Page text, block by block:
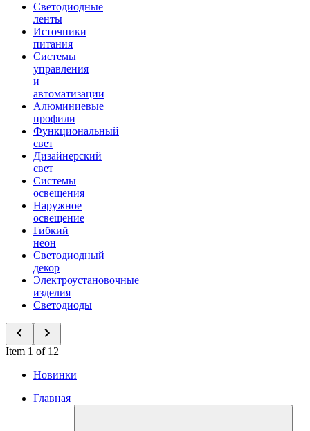
Светодиодные
ленты
Источники
питания
Системы
управления
и
автоматизации
Алюминиевые
профили
Функциональный
свет
Дизайнерский
свет
Системы
освещения
Наружное
освещение
Гибкий
неон
Светодиодный
декор
Электроустановочные
изделия
Светодиоды
Item 1 of 12
Новинки
Главная